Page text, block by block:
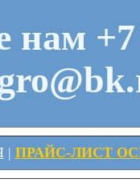
нам
| ПРАЙС-ЛИСТ